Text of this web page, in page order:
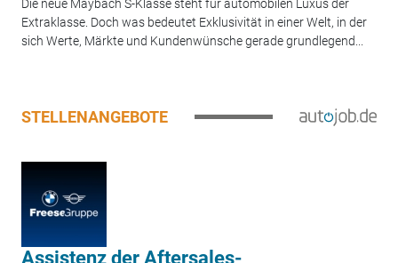
Die neue Maybach S-Klasse steht für automobilen Luxus der
Extraklasse. Doch was bedeutet Exklusivität in einer Welt, in der
sich Werte, Märkte und Kundenwünsche gerade grundlegend...
STELLENANGEBOTE
Assistenz der Aftersales-